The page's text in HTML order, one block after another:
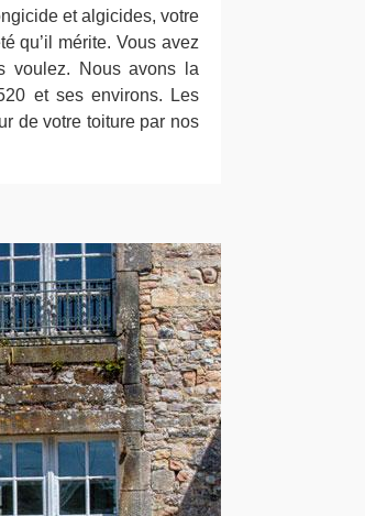
et algicides, votre
qu’il mérite. Vous avez
voulez. Nous avons la
et ses environs. Les
de votre toiture par nos